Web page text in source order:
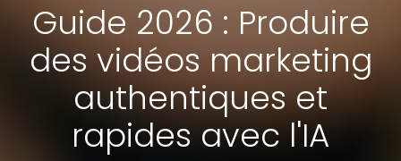
Guide 2026 : Produire
des vidéos marketing
authentiques et
rapides avec l'IA